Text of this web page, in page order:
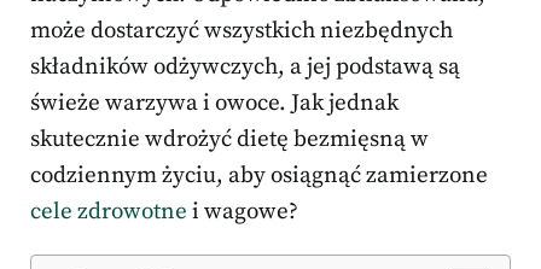
może dostarczyć wszystkich niezbędnych
składników odżywczych, a jej podstawą są
świeże warzywa i owoce. Jak jednak
skutecznie wdrożyć dietę bezmięsną w
codziennym życiu, aby osiągnąć zamierzone
cele zdrowotne i wagowe?